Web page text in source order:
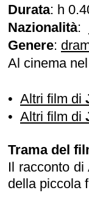
Durata: h
Nazionalità:
Genere:
Al cinema
• Altri film di
• Altri film di
Trama del
Il racconto
della piccola